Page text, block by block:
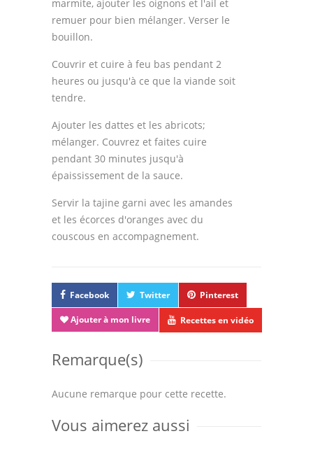
marmite, ajouter les oignons et l'ail et
remuer pour bien mélanger. Verser le
bouillon.
Couvrir et cuire à feu bas pendant 2
heures ou jusqu'à ce que la viande soit
tendre.
Ajouter les dattes et les abricots;
mélanger. Couvrez et faites cuire
pendant 30 minutes jusqu'à
épaississement de la sauce.
Servir la tajine garni avec les amandes
et les écorces d'oranges avec du
couscous en accompagnement.
Facebook Twitter Pinterest
Ajouter à mon livre Recettes en vidéo
Remarque(s)
Aucune remarque pour cette recette.
Vous aimerez aussi